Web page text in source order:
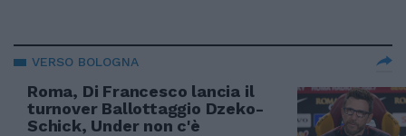
VERSO BOLOGNA
Roma, Di Francesco lancia il
turnover Ballottaggio Dzeko-
Schick, Under non c'è